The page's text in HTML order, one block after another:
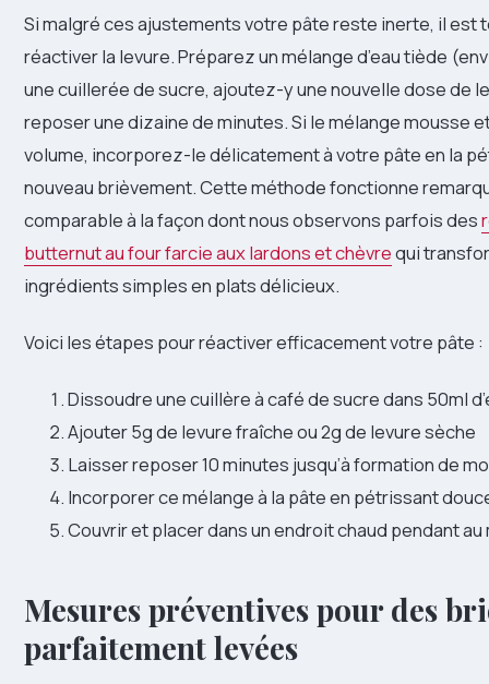
Si malgré ces ajustements votre pâte reste inerte, il est
réactiver la levure. Préparez un mélange d’eau tiède
une cuillerée de sucre, ajoutez-y une nouvelle dose de
reposer une dizaine de minutes. Si le mélange mousse
volume, incorporez-le délicatement à votre pâte en la
nouveau brièvement. Cette méthode fonctionne
comparable à la façon dont nous observons parfois des
butternut au four farcie aux lardons et chèvrequi
ingrédients simples en plats délicieux.
Voici les étapes pour réactiver efficacement votre pâte :
Dissoudre une cuillère à café de sucre dans 50ml
Ajouter 5g de levure fraîche ou 2g de levure sèche
Laisser reposer 10 minutes jusqu’à formation de
Incorporer ce mélange à la pâte en pétrissant
Couvrir et placer dans un endroit chaud pendant
Mesures préventives pour des
parfaitement levées